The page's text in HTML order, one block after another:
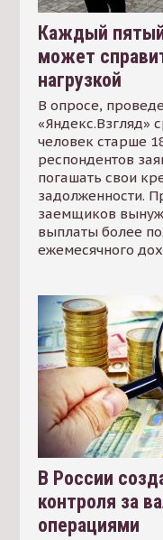
Каждый
может
нагрузкой
В опросе,
«Яндекс.Взгляд»
человек старше
респондентов
погашать свои
задолженности.
заемщиков
выплаты более
ежемесячного
В России
контроля за
операциями